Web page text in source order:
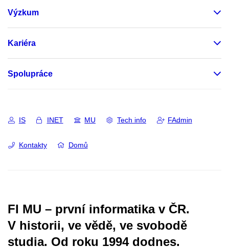
Výzkum
Kariéra
Spolupráce
IS INET MU Tech info FAdmin
Kontakty Domů
FI MU – první informatika v ČR.
V historii, ve vědě, ve svobodě
studia. Od roku 1994 dodnes.